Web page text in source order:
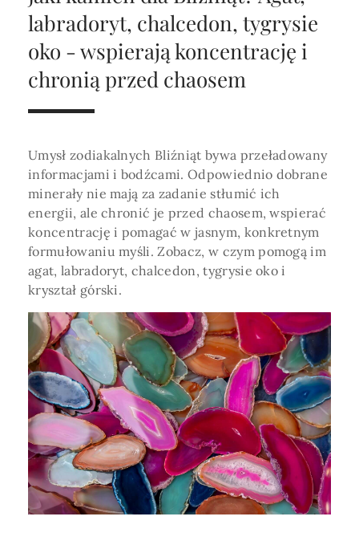
Horoskop Roczny 2026
Horoskop Miłosny
Horoskop Dziecięcy
Horoskop Biznesowy
Horoskop Numerologiczny
Horoskop Numerologiczny na 2026
Horoskop Ziołowy
Horoskop Chiński 2026
Horoskop Egipski
Horoskop Słowiański
Horoskop Mongolski
Magia
Amulety i talizmany
ABC Kosmogramu
Niezwykły świat
Tarot3 karty
Magia imion
TarotKrzyż Celtycki
medycznej ani finansowej.
KURSY
Zaloguj się lub dołącz
SZUKAJ
ZAPRASZAMY DO ŚLEDZENIA ASTROMAGII
labradoryt, chalcedon, tygrysie
oko - wspierają koncentrację i
chronią przed chaosem
Umysł zodiakalnych Bliźniąt bywa przeładowany
informacjami i bodźcami. Odpowiednio dobrane
minerały nie mają za zadanie stłumić ich
energii, ale chronić je przed chaosem, wspierać
koncentrację i pomagać w jasnym, konkretnym
formułowaniu myśli. Zobacz, w czym pomogą im
agat, labradoryt, chalcedon, tygrysie oko i
kryształ górski.